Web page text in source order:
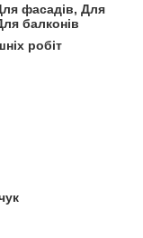
фасадів, Для
балконів
робіт